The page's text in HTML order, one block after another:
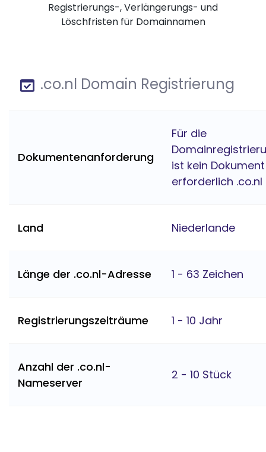
Registrierungs-, Verlängerungs- und
Löschfristen für Domainnamen
.co.nl Domain Registrierung
Dokumentenanforderung
Für die
ist kein Dokument
erforderlich .co.nl
Land Niederlande
Länge der .co.nl-Adresse 1 - 63 Zeichen
Registrierungszeiträume 1 - 10 Jahr
Anzahl der .co.nl-
Nameserver
2 - 10 Stück